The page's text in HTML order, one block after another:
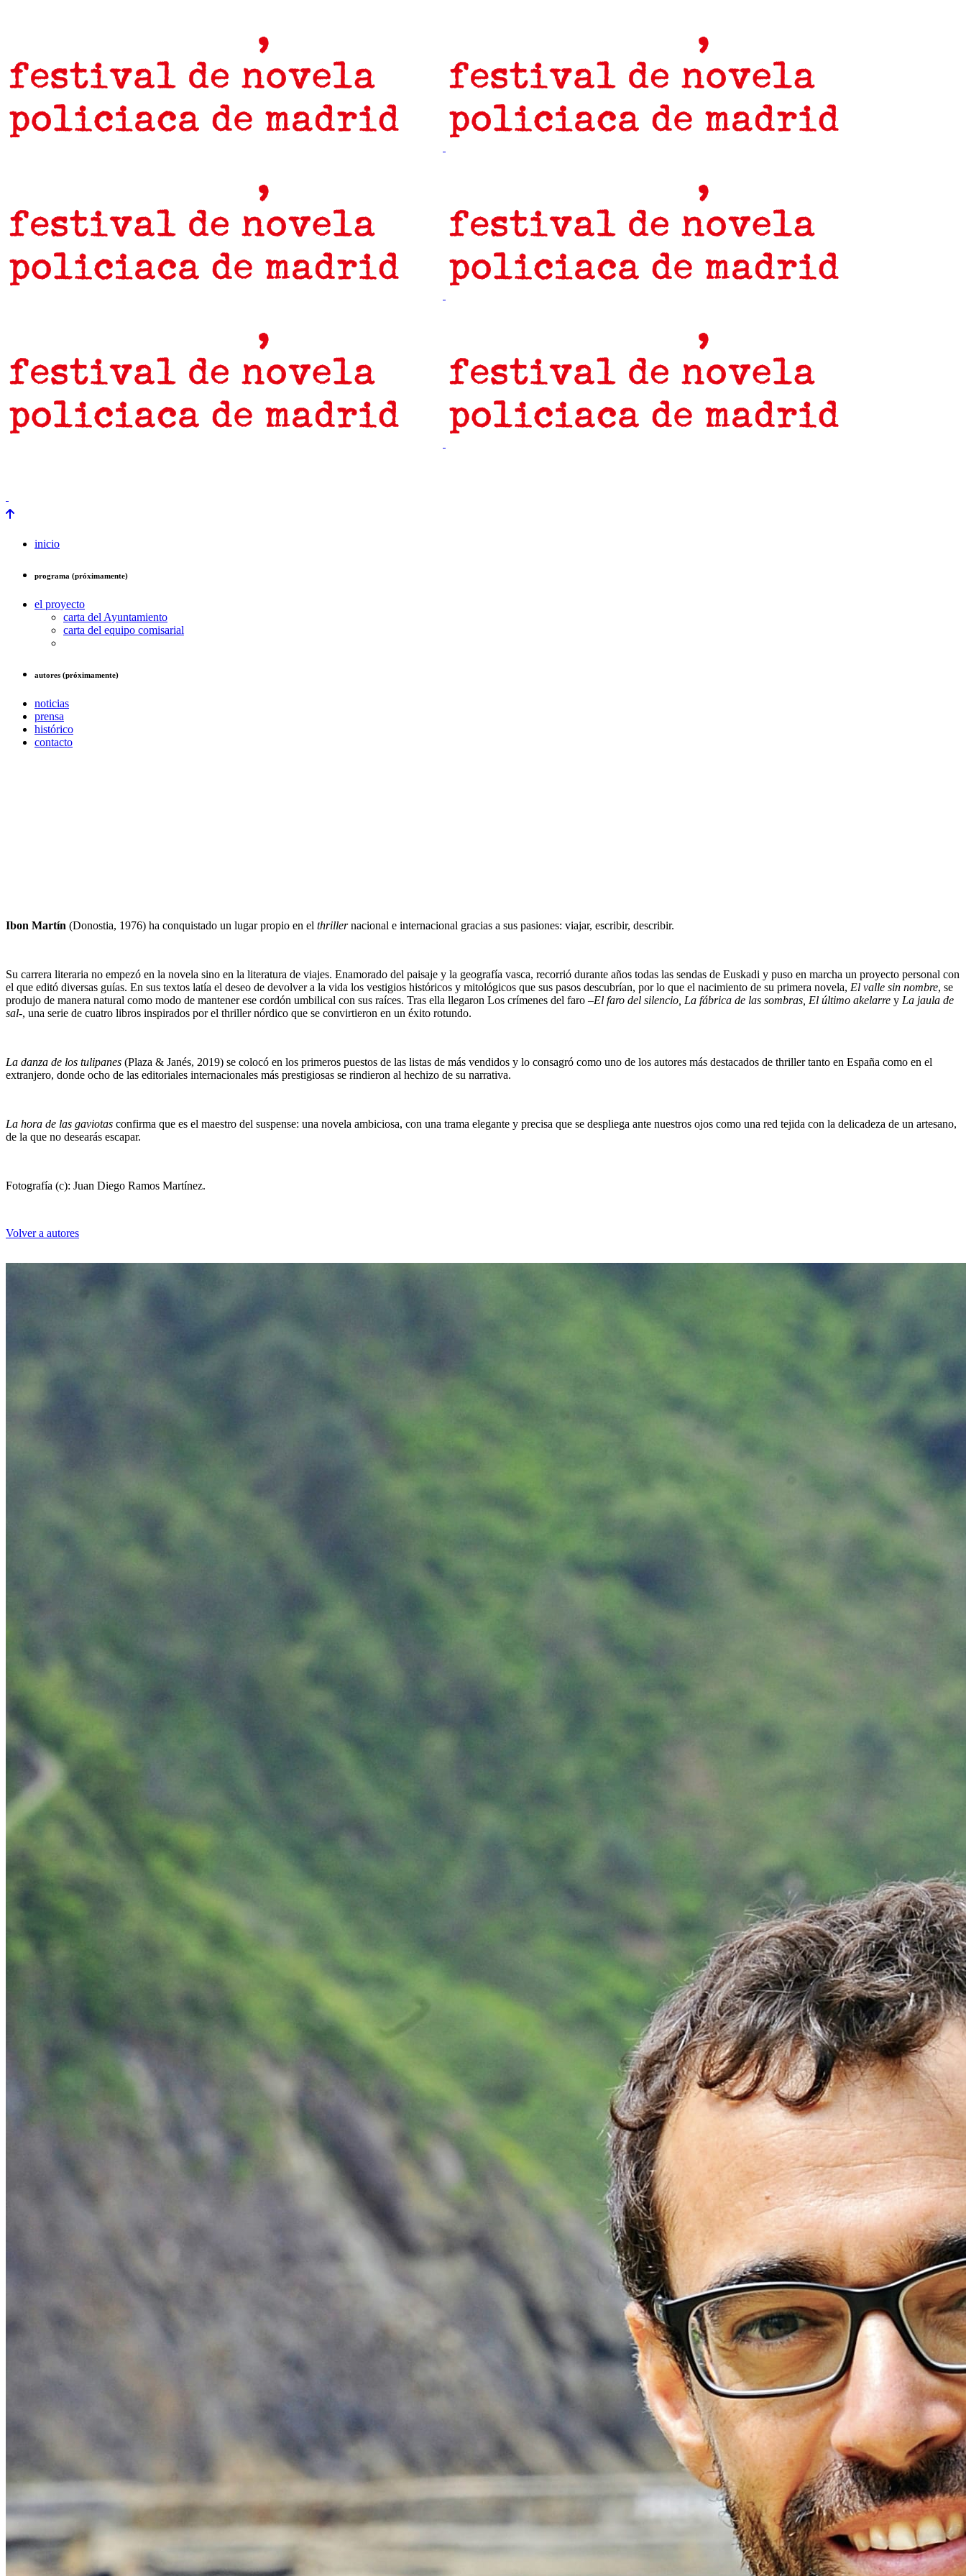
inicio
programa (próximamente)
el proyecto
carta del Ayuntamiento
carta del equipo comisarial
autores (próximamente)
noticias
prensa
histórico
contacto
Ibon Martín
Ibon Martín (Donostia, 1976) ha conquistado un lugar propio en el thrillernacional e internacional gracias a sus pasiones: viajar, escribir, describir.
Su carrera literaria no empezó en la novela sino en la literatura de viajes. Enamorado del paisaje y la geografía vasca, recorrió durante años todas las sendas de Euskadi y puso en marcha un proyecto personal con
el que editó diversas guías. En sus textos latía el deseo de devolver a la vida los vestigios históricos y mitológicos que sus pasos descubrían, por lo que el nacimiento de su primera novela, El valle sin nombre, se
produjo de manera natural como modo de mantener ese cordón umbilical con sus raíces. Tras ella llegaron Los crímenes del faro –El faro del silencio, La fábrica de las sombras, El último akelarre y La jaula de
sal-, una serie de cuatro libros inspirados por el thriller nórdico que se convirtieron en un éxito rotundo.
La danza de los tulipanes (Plaza & Janés, 2019) se colocó en los primeros puestos de las listas de más vendidos y lo consagró como uno de los autores más destacados de thriller tanto en España como en el
extranjero, donde ocho de las editoriales internacionales más prestigiosas se rindieron al hechizo de su narrativa.
La hora de las gaviotas confirma que es el maestro del suspense: una novela ambiciosa, con una trama elegante y precisa que se despliega ante nuestros ojos como una red tejida con la delicadeza de un artesano,
de la que no desearás escapar.
Fotografía (c): Juan Diego Ramos Martínez.
Volver a autores